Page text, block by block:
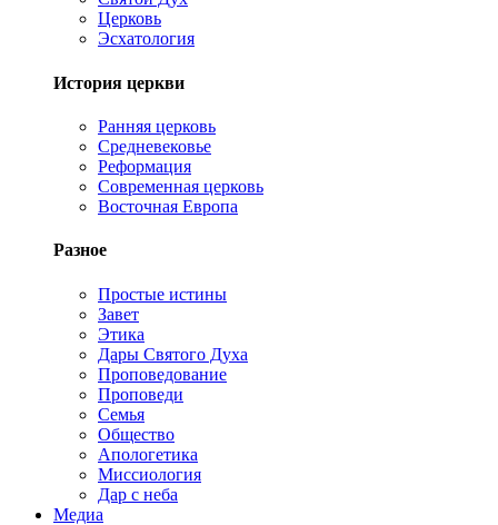
Церковь
Эсхатология
История церкви
Ранняя церковь
Средневековье
Реформация
Современная церковь
Восточная Европа
Разное
Простые истины
Завет
Этика
Дары Святого Духа
Проповедование
Проповеди
Семья
Общество
Апологетика
Миссиология
Дар с неба
Медиа